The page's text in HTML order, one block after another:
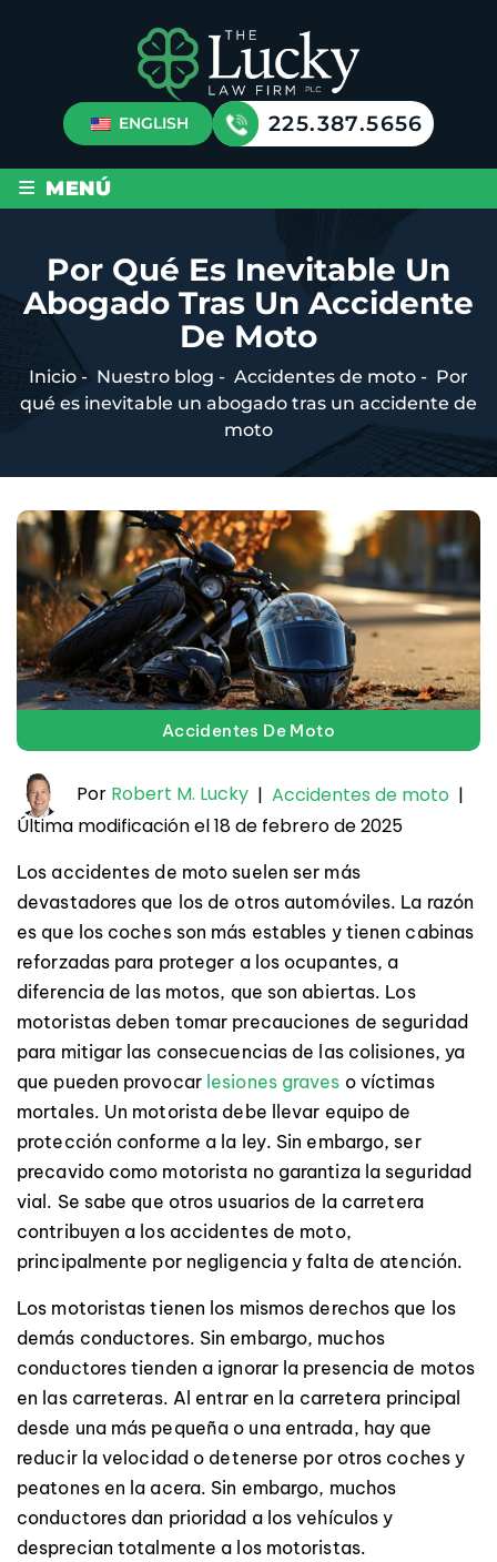
ENGLISH 225.387.5656
≡ MENÚ
Por Qué Es Inevitable Un
Abogado Tras Un Accidente
De Moto
Inicio - Nuestro blog - Accidentes de moto - Por
qué es inevitable un abogado tras un accidente de
moto
Accidentes De Moto
Por Robert M. Lucky | Accidentes de moto |
Última modificación el 18 de febrero de 2025
Los accidentes de moto suelen ser más
devastadores que los de otros automóviles. La razón
es que los coches son más estables y tienen cabinas
reforzadas para proteger a los ocupantes, a
diferencia de las motos, que son abiertas. Los
motoristas deben tomar precauciones de seguridad
para mitigar las consecuencias de las colisiones, ya
que pueden provocar lesiones graves o víctimas
mortales. Un motorista debe llevar equipo de
protección conforme a la ley. Sin embargo, ser
precavido como motorista no garantiza la seguridad
vial. Se sabe que otros usuarios de la carretera
contribuyen a los accidentes de moto,
principalmente por negligencia y falta de atención.
Los motoristas tienen los mismos derechos que los
demás conductores. Sin embargo, muchos
conductores tienden a ignorar la presencia de motos
en las carreteras. Al entrar en la carretera principal
desde una más pequeña o una entrada, hay que
reducir la velocidad o detenerse por otros coches y
peatones en la acera. Sin embargo, muchos
conductores dan prioridad a los vehículos y
desprecian totalmente a los motoristas.